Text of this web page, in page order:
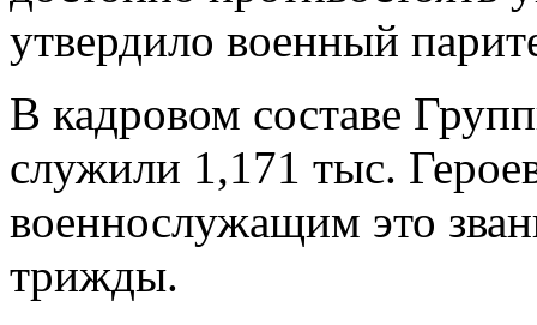
утвердило военный
В кадровом составе
служили 1,171 тыс.
военнослужащим это
трижды.